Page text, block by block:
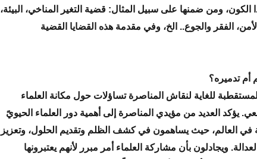
الكون، ومن ضمنها على سبيل المثال: قضية التغير المناخي، البيئة،
الفقر والجوع.. الخ، وفي مقدمة هذه القضايا القضية
أم تدميره؟
للغاية لنقاش المناصرة تساؤلات حول مكانة العلماء
يؤكد العديد من مؤيدي المناصرة إلى أهمية دور العلماء الحيويً
في العالم، حيث يساهمون في كشف الظلم وتقديم الحلول، وتعزيز
ويجادلون بأن مشاركة العلماء أمر مبرر لأنهم يعتبرونها